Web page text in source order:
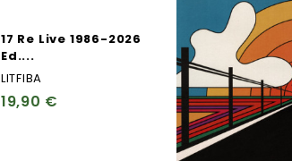
17 Re Live 1986-2026
Ed....
LITFIBA
19,90 €